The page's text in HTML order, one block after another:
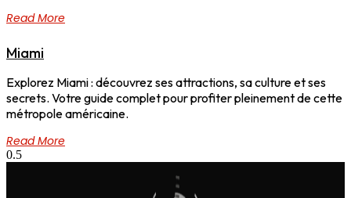
Read More
Miami
Explorez Miami : découvrez ses attractions, sa culture et ses
secrets. Votre guide complet pour profiter pleinement de cette
métropole américaine.
Read More